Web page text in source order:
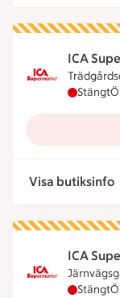
ICA
ICAStängt
Visa butiksinfo
ICA
ICAStängt